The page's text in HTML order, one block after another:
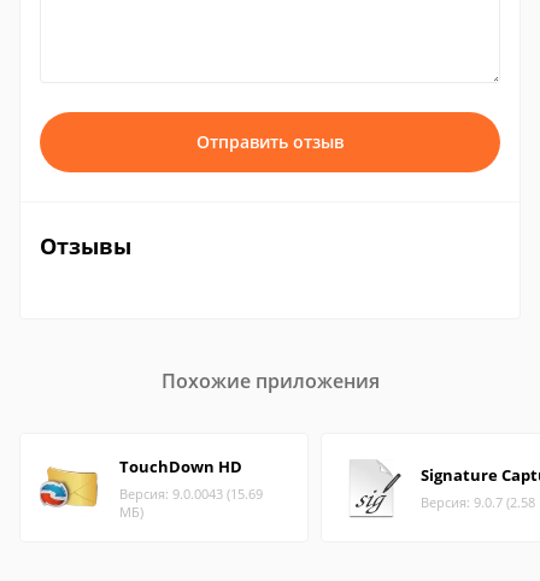
Отправить отзыв
Отзывы
Похожие приложения
TouchDown HD
Версия: 9.0.0043 (15.69
МБ)
Signature
Версия: 9.0.7